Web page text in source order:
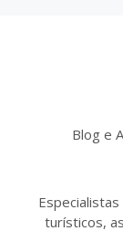
Blog e
turísticos,